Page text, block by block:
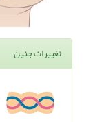
تغییرات جنین